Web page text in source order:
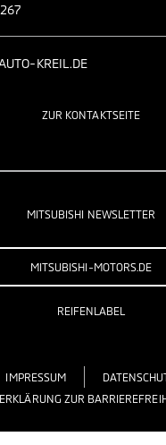
KREIL.DE
ZUR KONTAKTSEITE
MITSUBISHI NEWSLETTER
MITSUBISHI-MOTORS.DE
REIFENLABEL
IMPRESSUM
ERKLÄRUNG ZUR